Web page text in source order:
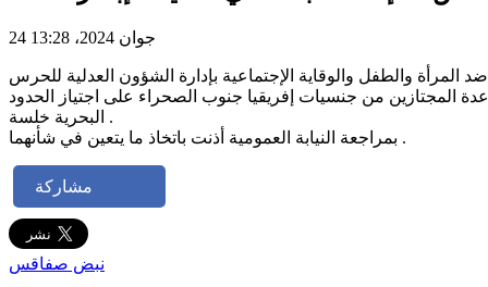
24 جوان 2024، 13:28
والطفل والوقاية الإجتماعية بإدارة الشؤون العدلية للحرس
من جنسيات إفريقيا جنوب الصحراء على اجتياز الحدود
البحرية خلسة .
بمراجعة النيابة العمومية أذنت باتخاذ ما يتعين في شأنهما .
مشاركة
نبض صفاقس